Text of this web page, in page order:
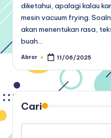
diketahui, apalagi kalau
mesin vacuum frying.
akan menentukan rasa,
buah…
Posted
Abror 11/06/2025
Cari